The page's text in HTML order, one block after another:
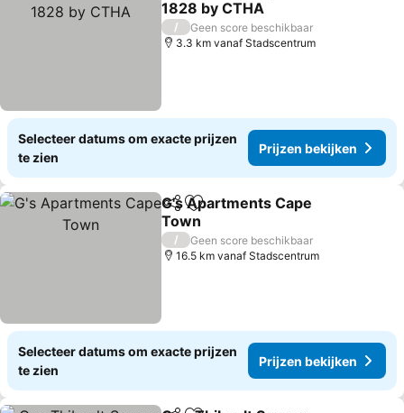
1828 by CTHA
Prijzen bekijken
/
Geen score beschikbaar
3.3 km vanaf Stadscentrum
Selecteer datums om exacte prijzen
te zien
Prijzen bekijken
DelenToevoegen aan favorieten
G's Apartments Cape
Town
Prijzen bekijken
/
Geen score beschikbaar
16.5 km vanaf Stadscentrum
Selecteer datums om exacte prijzen
te zien
Prijzen bekijken